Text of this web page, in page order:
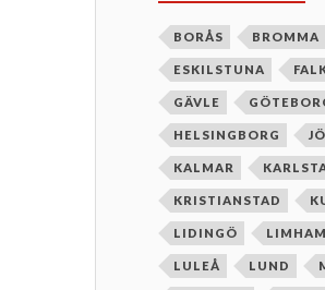
BORÅS BROMMA
ESKILSTUNA
GÄVLE
HELSINGBORG
KALMAR
KRISTIANSTAD
LIDINGÖ
LULEÅ LUND